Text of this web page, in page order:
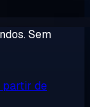
Sem
partir de